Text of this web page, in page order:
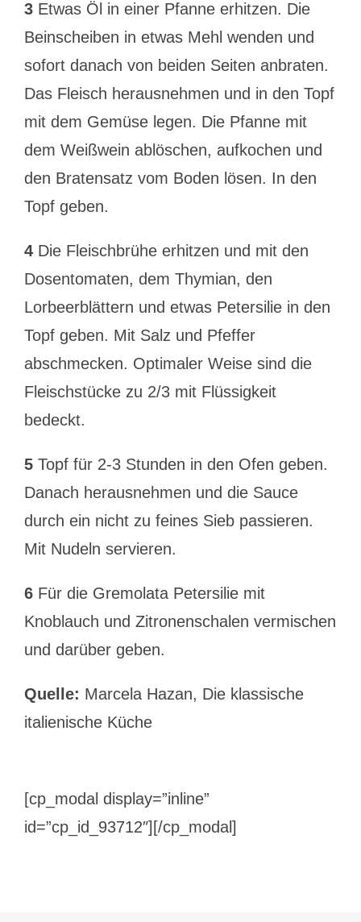
3Etwas Öl in einer Pfanne erhitzen. Die
Beinscheiben in etwas Mehl wenden und
sofort danach von beiden Seiten anbraten.
Das Fleisch herausnehmen und in den Topf
mit dem Gemüse legen. Die Pfanne mit
dem Weißwein ablöschen, aufkochen und
den Bratensatz vom Boden lösen. In den
Topf geben.
4Die Fleischbrühe erhitzen und mit den
Dosentomaten, dem Thymian, den
Lorbeerblättern und etwas Petersilie in den
Topf geben. Mit Salz und Pfeffer
abschmecken. Optimaler Weise sind die
Fleischstücke zu 2/3 mit Flüssigkeit
bedeckt.
5Topf für 2-3 Stunden in den Ofen geben.
Danach herausnehmen und die Sauce
durch ein nicht zu feines Sieb passieren.
Mit Nudeln servieren.
6Für die Gremolata Petersilie mit
Knoblauch und Zitronenschalen vermischen
und darüber geben.
Quelle: Marcela Hazan, Die klassische
italienische Küche
[cp_modal display=”inline”
id=”cp_id_93712″][/cp_modal]